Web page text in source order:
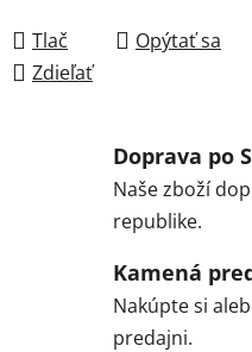
Tlač
Opýtať sa
Zdieľať
Doprava po
Naše zboží
republike.
Kamená
Nakúpte si
predajni.